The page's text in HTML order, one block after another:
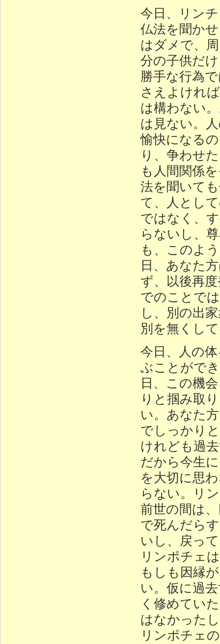
今日、リン
仏法を聞か
はダメで、
分の子供だ
勝手な行為
さえよけれ
は構わない
は見ない。
愉快になる
り、争わせ
も人間関係
法を聞いて
て、人とし
ではなく、
らないし、
も、このよ
日、あなた
ず、以後再
でのことで
し、別の出
別を無くし
今日、人の
ぶことがで
日、この機
りと掴み取
い。あなた
でしっかり
けれども過
だから今生
を大切に思
らない。リ
前世の間は
で死んだら
いし、戻っ
リンポチェ
もしも因縁
い。仮に過
く修めてい
はなかった
リンポチェ